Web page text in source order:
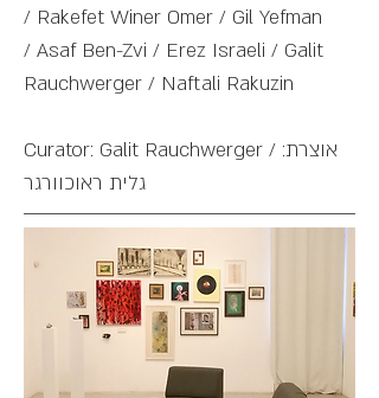
/ Rakefet Winer Omer / Gil Yefman
/ Asaf Ben-Zvi / Erez Israeli / Galit
Rauchwerger / Naftali Rakuzin
Curator: Galit Rauchwerger / אוצרת:
גלית ראוכוורגר